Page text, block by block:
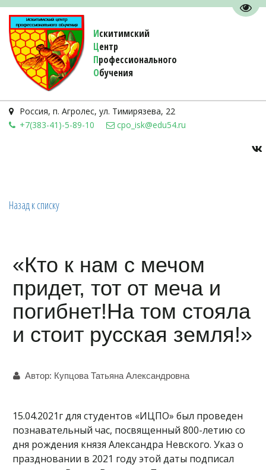
Искитимский
Центр
Профессионального
Обучения
Россия, п. Агролес, ул. Тимирязева, 22
+7(383-41)-5-89-10
cpo_isk@edu54.ru
Назад к списку
«Кто к нам с мечом
придет, тот от меча и
погибнет!На том стояла
и стоит русская земля!»
Автор: Купцова Татьяна Александровна
15.04.2021г для студентов «ИЦПО» был проведен
познавательный час, посвященный 800-летию со
дня рождения князя Александра Невского. Указ о
праздновании в 2021 году этой даты подписал